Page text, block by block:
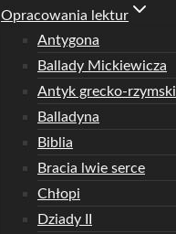
Opracowania lektur
Antygona
Ballady Mickiewicza
Antyk grecko-rzymski
Balladyna
Biblia
Bracia lwie serce
Chłopi
Dziady II